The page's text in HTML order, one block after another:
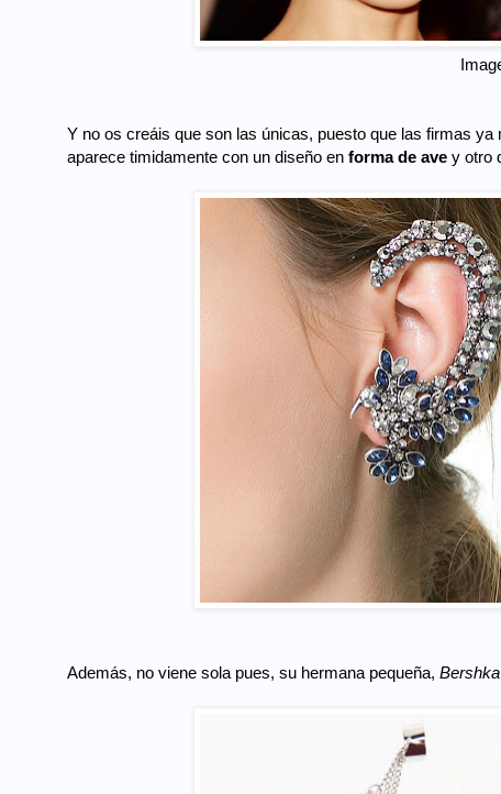
Y no os creáis que son las únicas, puesto que las firmas
aparece timidamente con un diseño en forma de ave y otro
Además, no viene sola pues, su hermana pequeña, Bershka